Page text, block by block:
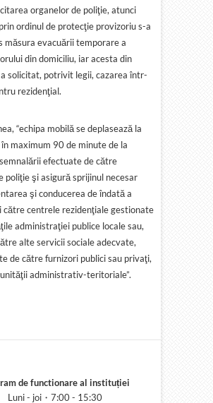
organelor de poliţie, atunci
ordinul de protecţie provizoriu s-a
măsura evacuării temporare a
din domiciliu, iar acesta din
solicitat, potrivit legii, cazarea într-
rezidenţial.
“echipa mobilă se deplasează la
maximum 90 de minute de la
efectuate de către
poliţie şi asigură sprijinul necesar
şi conducerea de îndată a
către centrele rezidenţiale gestionate
administraţiei publice locale sau,
alte servicii sociale adecvate,
de către furnizori publici sau privaţi,
administrativ-teritoriale”.
de functionare al instituției
Luni - joi・7:00 - 15:30